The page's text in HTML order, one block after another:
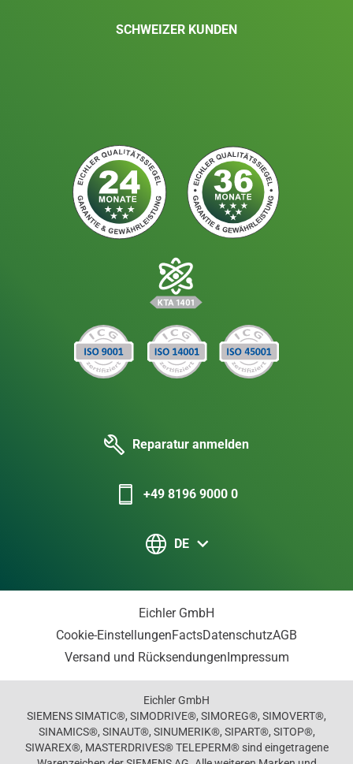
SCHWEIZER KUNDEN
Reparatur anmelden
+49 8196 9000 0
DE
Eichler GmbH
Cookie-EinstellungenFactsDatenschutzAGB
Versand und RücksendungenImpressum
Eichler GmbH
SIEMENS SIMATIC®, SIMODRIVE®, SIMOREG®, SIMOVERT®,
SINAMICS®, SINAUT®, SINUMERIK®, SIPART®, SITOP®,
SIWAREX®, MASTERDRIVES® TELEPERM® sind eingetragene